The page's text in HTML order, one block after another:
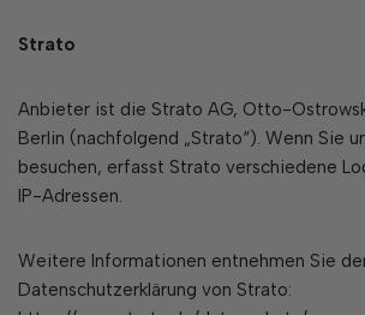
Strato
Anbieter ist die Strato AG, Otto-
Berlin (nachfolgend „Strato“). Wenn Sie
besuchen, erfasst Strato verschiedene
IP-Adressen.
Weitere Informationen entnehmen Sie
Datenschutzerklärung von Strato: